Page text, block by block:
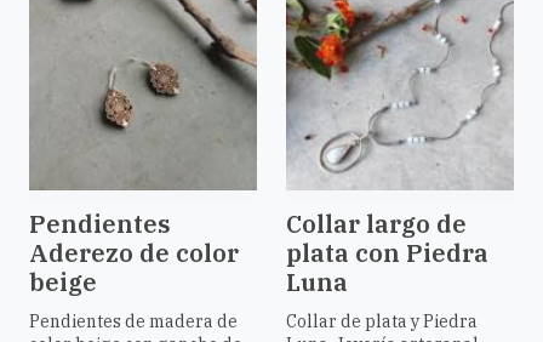
Pendientes
Aderezo de color
beige
Pendientes de madera de
Collar largo de
plata con Piedra
Luna
Collar de plata y Piedra